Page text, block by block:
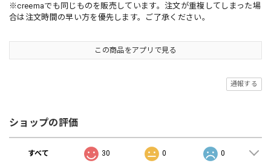
※creemaでも同じものを販売しています。注文が重複してしまった場
合は注文時間の早い方を優先します。ご了承ください。
この商品をアプリで見る
通報する
ショップの評価
すべて 30 0 0